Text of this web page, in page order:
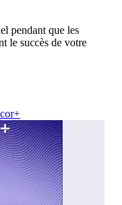
pendant que les
le succès de votre